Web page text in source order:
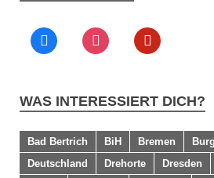
WAS INTERESSIERT DICH?
Bad Bertrich BiH Bremen Burg
Deutschland
Drehorte Dresden